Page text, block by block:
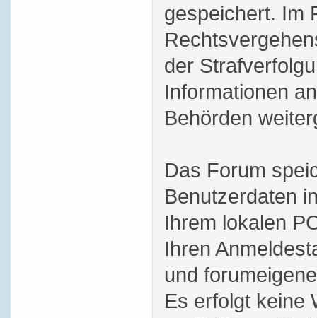
gespeichert. Im
der
Informationen
Behörden
Das Forum
Benutzerdaten
Ihrem lokalen
Ihren
und
Es erfolgt keine